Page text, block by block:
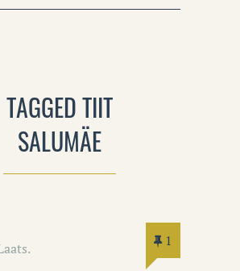
TAGGED TIIT
SALUMÄE
1